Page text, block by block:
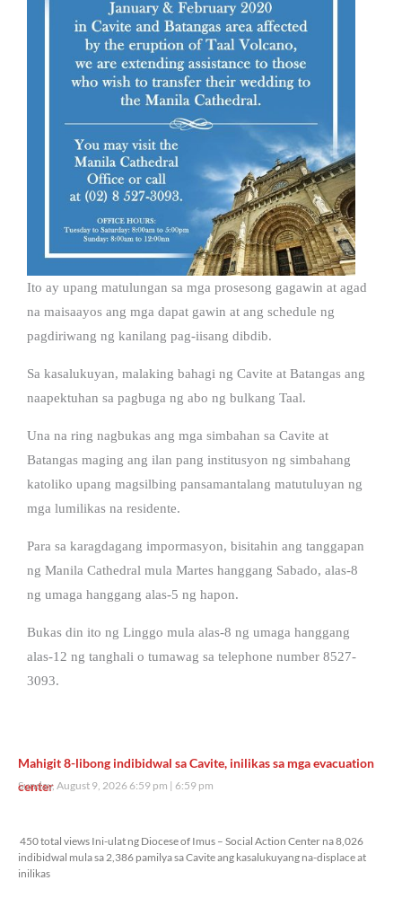
Ito ay upang matulungan sa mga prosesong gagawin at agad
na maisaayos ang mga dapat gawin at ang schedule ng
pagdiriwang ng kanilang pag-iisang dibdib.
Sa kasalukuyan, malaking bahagi ng Cavite at Batangas ang
naapektuhan sa pagbuga ng abo ng bulkang Taal.
Una na ring nagbukas ang mga simbahan sa Cavite at
Batangas maging ang ilan pang institusyon ng simbahang
katoliko upang magsilbing pansamantalang matutuluyan ng
mga lumilikas na residente.
Para sa karagdagang impormasyon, bisitahin ang tanggapan
ng Manila Cathedral mula Martes hanggang Sabado, alas-8
ng umaga hanggang alas-5 ng hapon.
Bukas din ito ng Linggo mula alas-8 ng umaga hanggang
alas-12 ng tanghali o tumawag sa telephone number 8527-
3093.
Mahigit 8-libong indibidwal sa Cavite, inilikas sa mga evacuation
center
Sunday, August 9, 2026 6:59 pm 6:59 pm
450 total views Ini-ulat ng Diocese of Imus – Social Action Center na 8,026
indibidwal mula sa 2,386 pamilya sa Cavite ang kasalukuyang na-displace at
inilikas